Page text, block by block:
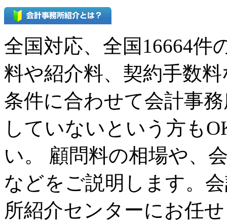
全国対応、全国16664件
料や紹介料、契約手数
条件に合わせて会計事
していないという方も
い。 顧問料の相場や、
などをご説明します。
所紹介センターにお任